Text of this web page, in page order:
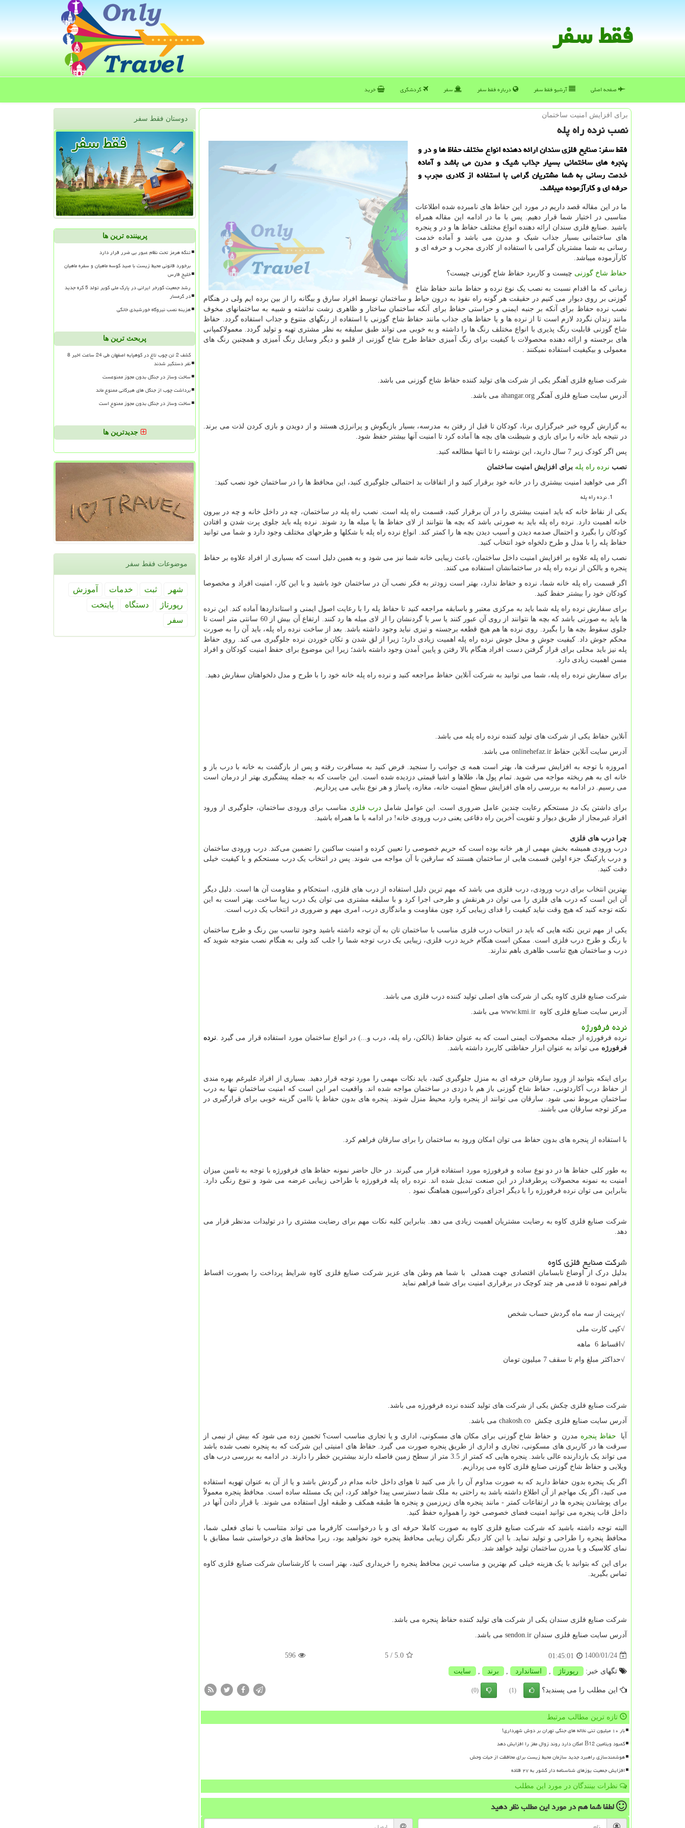
فقط سفر
صفحه اصلی آرشیو فقط سفر درباره فقط سفر سفر گردشگری خرید
برای افزایش امنیت ساختمان
نصب نرده راه پله
فقط سفر: صنایع فلزی سندان ارائه دهنده انواع مختلف حفاظ ها و در و
پنجره های ساختمانی بسیار جذاب شیك و مدرن می باشد و آماده
خدمت رسانی به شما مشتریان گرامی با استفاده از كادری مجرب و
حرفه ای و كارآزموده میباشد.
ما در این مقاله قصد داریم در مورد این حفاظ های نامبرده شده اطلاعات
مناسبی در اختیار شما قرار دهیم. پس با ما در ادامه این مقاله همراه
باشید.صنایع فلزی سندان ارائه دهنده انواع مختلف حفاظ ها و در و پنجره
های ساختمانی بسیار جذاب شیک و مدرن می باشد و آماده خدمت
رسانی به شما مشتریان گرامی با استفاده از کادری مجرب و حرفه ای و
کارآزموده میباشد.
حفاظ شاخ گوزنی چیست و کاربرد حفاظ شاخ گوزنی چیست؟
زمانی که ما اقدام نسبت به نصب یک نوع نرده و حفاظ مانند حفاظ شاخ
گوزنی بر روی دیوار می کنیم در حقیقت هر گونه راه نفوذ به درون حیاط و ساختمان توسط افراد سارق و بیگانه را از بین برده ایم ولی در هنگام
نصب نرده حفاظ برای آنکه بر جنبه ایمنی و حراستی حفاظ برای آنکه ساختمان ساختار و ظاهری زشت نداشته و شبیه به ساختمانهای مخوف
مانند زندان نگردد لازم است تا از نرده ها و یا حفاظ های جذاب مانند حفاظ شاخ گوزنی با استفاده از رنگهای متنوع و جذاب استفاده گردد. حفاظ
شاخ گوزنی قابلیت رنگ پذیری با انواع مختلف رنگ ها را داشته و به خوبی می تواند طبق سلیقه به نظر مشتری تهیه و تولید گردد. معمولاکمپانی
های برجسته و ارائه دهنده محصولات با کیفیت برای رنگ آمیزی حفاظ طرح شاخ گوزنی از قلمو و دیگر وسایل رنگ آمیزی و همچنین رنگ های
معمولی و بیکیفیت استفاده نمیکنند .
شرکت صنایع فلزی آهنگر یکی از شرکت های تولید کننده حفاظ شاخ گوزنی می باشد.
آدرس سایت صنایع فلزی آهنگر ahangar.org می باشد.
به گزارش گروه خبر خبرگزاری برنا، کودکان تا قبل از رفتن به مدرسه، بسیار بازیگوش و پرانرژی هستند و از دویدن و بازی کردن لذت می برند.
در نتیجه باید خانه را برای بازی و شیطنت های بچه ها آماده کرد تا امنیت آنها بیشتر حفظ شود.
پس اگر کودک زیر 7 سال دارید، این نوشته را تا انتها مطالعه کنید.
نصب نرده راه پله برای افزایش امنیت ساختمان
اگر می خواهید امنیت بیشتری را در خانه خود برقرار کنید و از اتفاقات بد احتمالی جلوگیری کنید، این محافظ ها را در ساختمان خود نصب کنید:
نرده راه پله
یکی از نقاط خانه که باید امنیت بیشتری را در آن برقرار کنید، قسمت راه پله است. نصب راه پله در ساختمان، چه در داخل خانه و چه در بیرون
خانه اهمیت دارد. نرده راه پله باید به صورتی باشد که بچه ها نتوانند از لای حفاظ ها یا میله ها رد شوند. نرده پله باید جلوی پرت شدن و افتادن
کودکان را بگیرد و احتمال صدمه دیدن و آسیب دیدن بچه ها را کمتر کند. انواع نرده راه پله با شکلها و طرحهای مختلف وجود دارد و شما می توانید
حفاظ پله را با مدل و طرح دلخواه خود انتخاب کنید.
نصب راه پله علاوه بر افزایش امنیت داخل ساختمان، باعث زیبایی خانه شما نیز می شود و به همین دلیل است که بسیاری از افراد علاوه بر حفاظ
پنجره و بالکن از نرده راه پله در ساختمانشان استفاده می کنند.
اگر قسمت راه پله خانه شما، نرده و حفاظ ندارد، بهتر است زودتر به فکر نصب آن در ساختمان خود باشید و با این کار، امنیت افراد و مخصوصا
کودکان خود را بیشتر حفظ کنید.
برای سفارش نرده راه پله شما باید به مرکزی معتبر و باسابقه مراجعه کنید تا حفاظ پله را با رعایت اصول ایمنی و استانداردها آماده کند. این نرده
ها باید به صورتی باشد که بچه ها نتوانند از روی آن عبور کنند یا سر یا گردنشان را از لای میله ها رد کنند. ارتفاع آن بیش از 60 سانتی متر است تا
جلوی سقوط بچه ها را بگیرد. روی نرده ها هم هیچ قطعه برجسته و تیزی نباید وجود داشته باشد. بعد از ساخت نرده راه پله، باید آن را به صورت
محکم جوش داد. کیفیت جوش و محل جوش نرده راه پله اهمیت زیادی دارد؛ زیرا از لق شدن و تکان خوردن نرده جلوگیری می کند. روی حفاظ
پله نیز باید محلی برای قرار گرفتن دست افراد هنگام بالا رفتن و پایین آمدن وجود داشته باشد؛ زیرا این موضوع برای حفظ امنیت کودکان و افراد
مسن اهمیت زیادی دارد.
برای سفارش نرده راه پله، شما می توانید به شرکت آنلاین حفاظ مراجعه کنید و نرده راه پله خانه خود را با طرح و مدل دلخواهتان سفارش دهید.
آنلاین حفاظ یکی از شرکت های تولید کننده نرده راه پله می باشد.
آدرس سایت آنلاین حفاظ onlinehefaz.ir می باشد.
امروزه با توجه به افزایش سرقت ها، بهتر است همه ی جوانب را سنجید. فرض کنید به مسافرت رفته و پس از بازگشت به خانه با درب باز و
خانه ای به هم ریخته مواجه می شوید. تمام پول ها، طلاها و اشیا قیمتی دزدیده شده است. این جاست که به جمله پیشگیری بهتر از درمان است
می رسیم. در ادامه به بررسی راه های افزایش سطح امنیت خانه، مغازه، پاساژ و هر نوع بنایی می پردازیم.
برای داشتن یک دژ مستحکم رعایت چندین عامل ضروری است. این عوامل شاملدرب فلزی مناسب برای ورودی ساختمان، جلوگیری از ورود
افراد غیرمجاز از طریق دیوار و تقویت آخرین راه دفاعی یعنی درب ورودی خانه! در ادامه با ما همراه باشید.
چرا درب های فلزی
درب ورودی همیشه بخش مهمی از هر خانه بوده است که حریم خصوصی را تعیین کرده و امنیت ساکنین را تضمین می‌کند. درب ورودی ساختمان
و درب پارکینگ جزء اولین قسمت هایی از ساختمان هستند که سارقین با آن مواجه می شوند. پس در انتخاب یک درب مستحکم و با کیفیت خیلی
دقت کنید.
بهترین انتخاب برای درب ورودی، درب فلزی می باشد که مهم ترین دلیل استفاده از درب های فلزی، استحکام و مقاومت آن ها است. دلیل دیگر
آن این است که درب های فلزی را می توان در هرنقش و طرحی اجرا کرد و با سلیقه مشتری می توان یک درب زیبا ساخت. بهتر است به این
نکته توجه کنید که هیچ وقت نباید کیفیت را فدای زیبایی کرد چون مقاومت و ماندگاری درب، امری مهم و ضروری در انتخاب یک درب است.
یکی از مهم ترین نکته هایی که باید در انتخاب درب فلزی مناسب با ساختمان تان به آن توجه داشته باشید وجود تناسب بین رنگ و طرح ساختمان
با رنگ و طرح درب فلزی است. ممکن است هنگام خرید درب فلزی، زیبایی یک درب توجه شما را جلب کند ولی به هنگام نصب متوجه شوید که
درب و ساختمان هیچ تناسب ظاهری باهم ندارند.
شرکت صنایع فلزی کاوه یکی از شرکت های اصلی تولید کننده درب فلزی می باشد.
آدرس سایت صنایع فلزی کاوه www.kmi.ir می باشد.
نرده فرفورژه
نرده فرفورژه از جمله محصولات ایمنی است که به عنوان حفاظ (بالکن، راه پله، درب و...) در انواع ساختمان مورد استفاده قرار می گیرد .نرده
فرفورژه می تواند به عنوان ابزار حفاظتی کاربرد داشته باشد.
برای اینکه بتوانید از ورود سارقان حرفه ای به منزل جلوگیری کنید، باید نکات مهمی را مورد توجه قرار دهید. بسیاری از افراد علیرغم بهره مندی
از حفاظ درب آکاردئونی، حفاظ شاخ گوزنی باز هم با دزدی در ساختمان مواجه شده اند. واقعیت امر این است که امنیت ساختمان تنها به درب
ساختمان مربوط نمی شود. سارقان می توانند از پنجره وارد محیط منزل شوند. پنجره های بدون حفاظ یا ناامن گزینه خوبی برای قرارگیری در
مرکز توجه سارقان می باشند.
با استفاده از پنجره های بدون حفاظ می توان امکان ورود به ساختمان را برای سارقان فراهم کرد.
به طور کلی حفاظ ها در دو نوع ساده و فرفورژه مورد استفاده قرار می گیرند. در حال حاضر نمونه حفاظ های فرفورژه با توجه به تامین میزان
امنیت به نمونه محصولات پرطرفدار در این صنعت تبدیل شده اند. نرده راه پله فرفورژه با طراحی زیبایی عرضه می شود و تنوع رنگی دارد.
بنابراین می توان نرده فرفورژه را با دیگر اجزای دکوراسیون هماهنگ نمود .
شرکت صنایع فلزی کاوه به رضایت مشتریان اهمیت زیادی می دهد. بنابراین کلیه نکات مهم برای رضایت مشتری را در تولیدات مدنظر قرار می
دهد.
شرکت صنایع فلزی کاوه
بدلیل درک از اوضاع نابسامان اقتصادی جهت همدلی با شما هم وطن های عزیز شرکت صنایع فلزی کاوه شرایط پرداخت را بصورت اقساط
فراهم نموده تا قدمی هر چند کوچک در برقراری امنیت برای شما فراهم نماید
√پرینت از سه ماه گردش حساب شخص
√کپی کارت ملی
√ اقساط 6 ماهه
√حداکثر مبلغ وام تا سقف 7 میلیون تومان
شرکت صنایع فلزی چکش یکی از شرکت های تولید کننده نرده فرفورژه می باشد.
آدرس سایت صنایع فلزی چکش chakosh.co می باشد.
آیا حفاظ پنجره مدرن و حفاظ شاخ گوزنی برای مکان های مسکونی، اداری و یا تجاری مناسب است؟ تخمین زده می شود که بیش از نیمی از
سرقت ها در کاربری های مسکونی، تجاری و اداری از طریق پنجره صورت می گیرد. حفاظ های امنیتی این شرکت که به پنجره نصب شده باشد
می تواند یک بازدارنده عالی باشد. پنجره هایی که کمتر از 3.5 متر از سطح زمین فاصله دارند بیشترین خطر را دارند. در ادامه به بررسی درب های
ویلایی و حفاظ شاخ گوزنی صنایع فلزی کاوه می پردازیم.
اگر یک پنجره بدون حفاظ دارید که به صورت مداوم آن را باز می کنید تا هوای داخل خانه مدام در گردش باشد و یا از آن به عنوان تهویه استفاده
می کنید، اگر یک مهاجم از آن اطلاع داشته باشد به راحتی به ملک شما دسترسی پیدا خواهد کرد، این یک مسئله ساده است. محافظ پنجره معمولاً
برای پوشاندن پنجره ها در ارتفاعات کمتر - مانند پنجره های زیرزمین و پنجره ها طبقه همکف و طبقه اول استفاده می شوند. با قرار دادن آنها در
داخل قاب پنجره می توانید امنیت فضای خصوصی خود را همواره حفظ کنید.
البته توجه داشته باشید که شرکت صنایع فلزی کاوه به صورت کاملا حرفه ای و با درخواست کارفرما می تواند متناسب با نمای فعلی شما،
محافظ پنجره را طراحی و تولید نماید. با این کار دیگر نگران زیبایی محافظ پنجره خود نخواهید بود، زیرا محافظ های درخواستی شما مطابق با
نمای کلاسیک و یا مدرن ساختمان تولید خواهد شد.
برای این که بتوانید با یک هزینه خیلی کم بهترین و مناسب ترین محافظ پنجره را خریداری کنید، بهتر است با کارشناسان شرکت صنایع فلزی کاوه
تماس بگیرید.
شرکت صنایع فلزی سندان یکی از شرکت های تولید کننده حفاظ پنجره می باشد.
آدرس سایت صنایع فلزی سندان sendon.ir می باشد.
1400/01/24
01:45:01
5.0
/ 5
596
تگهای خبر: رپورتاژ استاندارد برند سایت
این مطلب را می پسندید؟ (1)
(0)
تازه ترین مطالب مرتبط
بار ۱۰ میلیون تنی نخاله های جنگی تهران بر دوش شهرداری!
کمبود ویتامین B12 امکان دارد روند زوال مغز را افزایش دهد
هوشمندسازی راهبرد جدید سازمان محیط زیست برای محافظت از حیات وحش
افزایش جمعیت یوزهای شناسنامه دار کشور به ۲۷ قلاده
نظرات بینندگان در مورد این مطلب
لطفا شما همدر مورد این مطلبنظر دهید
دوستان فقط سفر
پربیننده ترین ها
تنگه هرمز تحت نظام عبور بی ضرر قرار دارد
برخورد قانونی محیط زیست با صید کوسه ماهیان و سفره ماهیان
خلیج فارس
رشد جمعیت گورخر ایرانی در پارک ملی کویر تولد 5 کره جدید
در گرمسار
هزینه نصب نیروگاه خورشیدی خانگی
پربحث ترین ها
کشف 2 تن چوب تاغ در کوهپایه اصفهان طی 24 ساعت اخیر 8
نفر دستگیر شدند
ساخت وساز در جنگل بدون مجوز ممنوعست
برداشت چوب از جنگل های هیرکانی ممنوع ماند
ساخت وساز در جنگل بدون مجوز ممنوع است
جدیدترین ها
موضوعات فقط سفر
شهر ثبت خدمات
آموزش
رپورتاژ
دستگاه
پایتخت
سفر